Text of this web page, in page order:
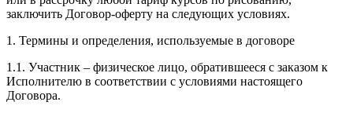
заключить Договор-оферту на следующих условиях.
1. Термины и определения, используемые в договоре
1.1. Участник – физическое лицо, обратившееся с заказом к
Исполнителю в соответствии с условиями настоящего
Договора.